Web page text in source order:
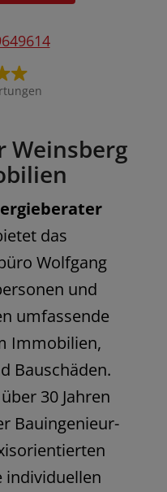
Weinsberg
das
Wolfgang
und
umfassende
Immobilien,
Bauschäden.
30 Jahren
Bauingenieur-
individuellen